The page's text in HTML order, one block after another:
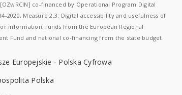
co-financed by Operational Program Digital
2020, Measure 2.3: Digital accessibility and usefulness of
information; funds from the European Regional
Fund and national co-financing from the state budget.